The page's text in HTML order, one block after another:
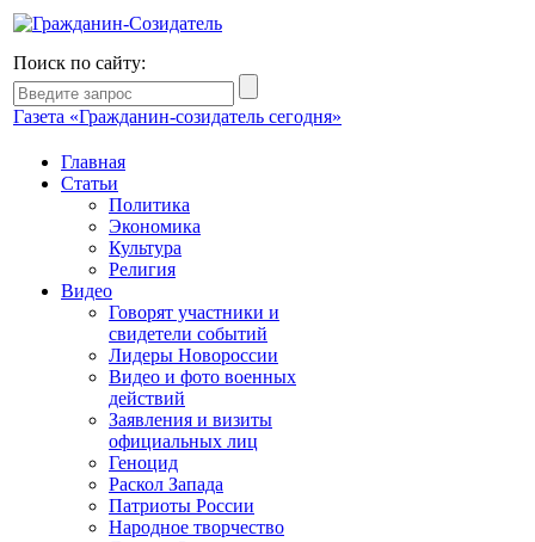
Поиск по сайту:
Газета «Гражданин-созидатель сегодня»
Главная
Статьи
Политика
Экономика
Культура
Религия
Видео
Говорят участники и
свидетели событий
Лидеры Новороссии
Видео и фото военных
действий
Заявления и визиты
официальных лиц
Геноцид
Раскол Запада
Патриоты России
Народное творчество